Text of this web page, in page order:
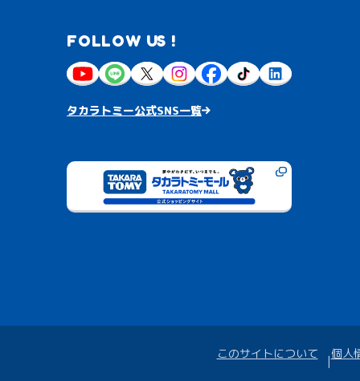
FOLLOW US !
タカラトミー公式SNS一覧
このサイトについて 個人